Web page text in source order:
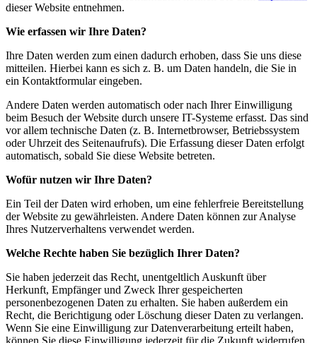
dieser Website entnehmen.
Wie erfassen wir Ihre Daten?
Ihre Daten werden zum einen dadurch erhoben, dass Sie uns diese
mitteilen. Hierbei kann es sich z. B. um Daten handeln, die Sie in
ein Kontaktformular eingeben.
Andere Daten werden automatisch oder nach Ihrer Einwilligung
beim Besuch der Website durch unsere IT-Systeme erfasst. Das sind
vor allem technische Daten (z. B. Internetbrowser, Betriebssystem
oder Uhrzeit des Seitenaufrufs). Die Erfassung dieser Daten erfolgt
automatisch, sobald Sie diese Website betreten.
Wofür nutzen wir Ihre Daten?
Ein Teil der Daten wird erhoben, um eine fehlerfreie Bereitstellung
der Website zu gewährleisten. Andere Daten können zur Analyse
Ihres Nutzerverhaltens verwendet werden.
Welche Rechte haben Sie bezüglich Ihrer Daten?
Sie haben jederzeit das Recht, unentgeltlich Auskunft über
Herkunft, Empfänger und Zweck Ihrer gespeicherten
personenbezogenen Daten zu erhalten. Sie haben außerdem ein
Recht, die Berichtigung oder Löschung dieser Daten zu verlangen.
Wenn Sie eine Einwilligung zur Datenverarbeitung erteilt haben,
können Sie diese Einwilligung jederzeit für die Zukunft widerrufen.